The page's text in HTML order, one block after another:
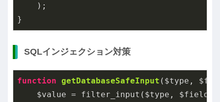
    );
}
SQLインジェクション対策
function getDatabaseSafeInput ($type,
$value = filter_input($type, $field,